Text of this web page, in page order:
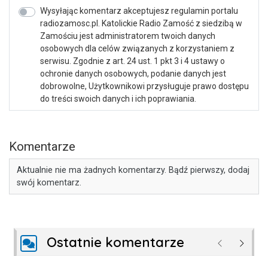
Wysyłając komentarz akceptujesz regulamin portalu
radiozamosc.pl. Katolickie Radio Zamość z siedzibą w
Zamościu jest administratorem twoich danych
osobowych dla celów związanych z korzystaniem z
serwisu. Zgodnie z art. 24 ust. 1 pkt 3 i 4 ustawy o
ochronie danych osobowych, podanie danych jest
dobrowolne, Użytkownikowi przysługuje prawo dostępu
do treści swoich danych i ich poprawiania.
Komentarze
Aktualnie nie ma żadnych komentarzy. Bądź pierwszy, dodaj
swój komentarz.
Ostatnie komentarze Poprzednie